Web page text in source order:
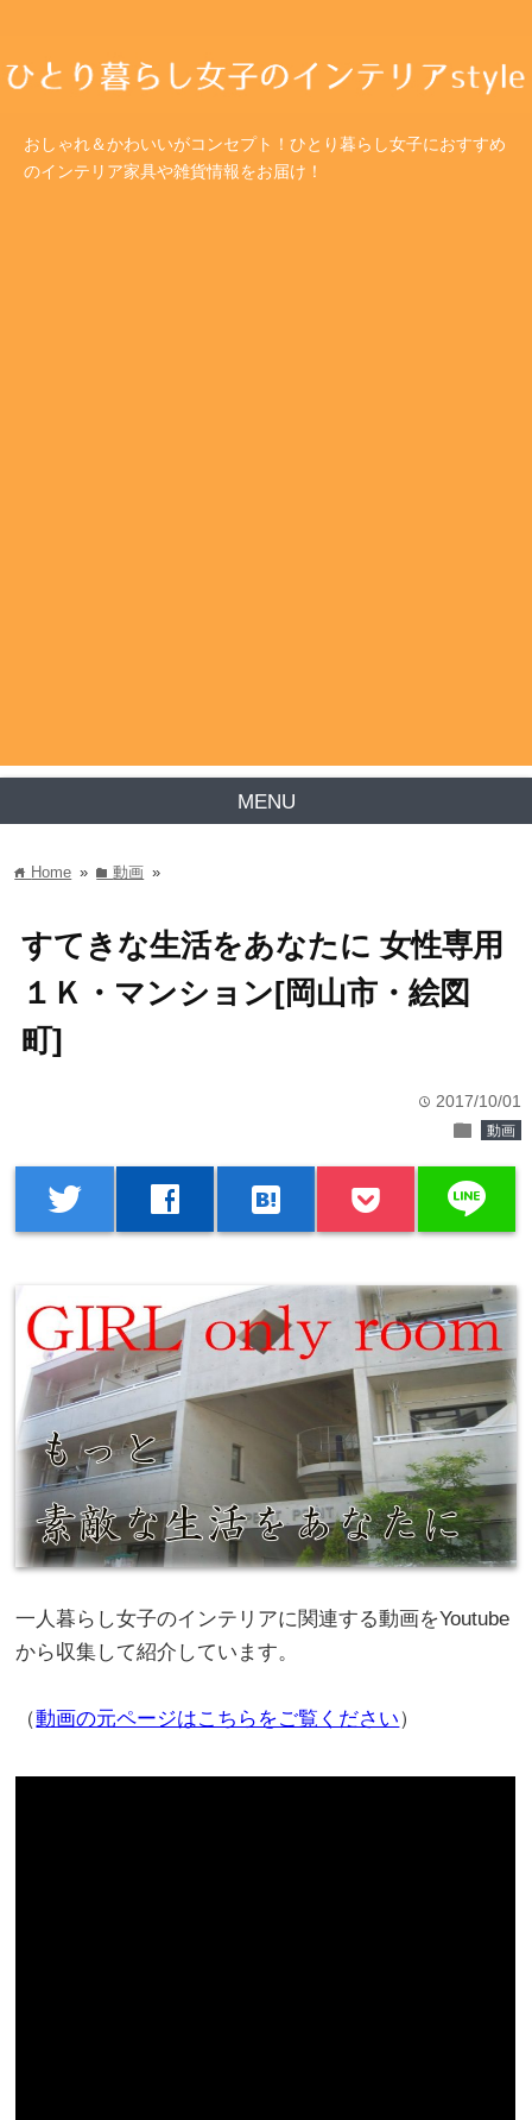
おしゃれ＆かわいいがコンセプト！ひとり暮らし女子におすすめ
のインテリア家具や雑貨情報をお届け！
MENU
home Home » folder動画 »
すてきな生活をあなたに 女性専用
１Ｋ・マンション[岡山市・絵図
町]
time 2017/10/01
folder 動画
twitter facebook hatenabookmark line
一人暮らし女子のインテリアに関連する動画をYoutube
から収集して紹介しています。
（動画の元ページはこちらをご覧ください）